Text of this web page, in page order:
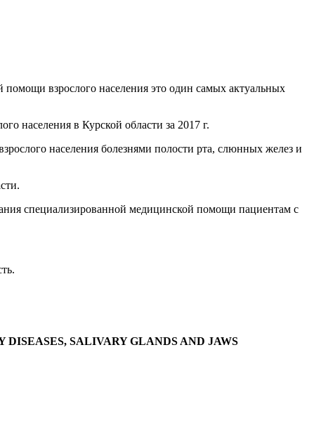
взрослого населения это один самых актуальных
населения в Курской области за 2017 г.
населения болезнями полости рта, слюнных желез и
специализированной медицинской помощи пациентам с
SALIVARY GLANDS AND JAWS